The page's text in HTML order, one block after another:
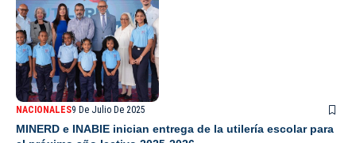
NACIONALES9 De Julio De 2025
MINERD e INABIE inician entrega de la utilería escolar para